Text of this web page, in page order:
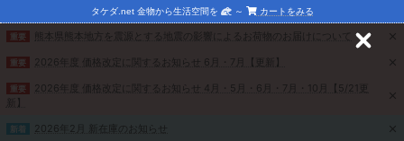
重要 熊本県熊本地方を震源とする地震の影響によるお荷物のお届けについて
重要 2026年度 価格改定に関するお知らせ 6月・7月【更新】
重要
2026年度 価格改定に関するお知らせ 4月・5月・6月・7月・10月【5/21更
新】
新着 2026年2月 新在庫のお知らせ
タケダ.net 金物から生活空間を ～ カートをみる
C
s